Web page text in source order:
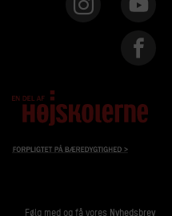
Følg med og få vores Nyhedsbrev